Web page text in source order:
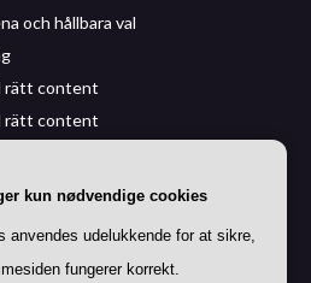
och hållbara val
rätt content
rätt content
content
kun nødvendige cookies
anvendes udelukkende for at sikre,
fungerer korrekt.